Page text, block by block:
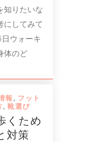
知りたいな
にしてみて
ウォーキ
体のど
報 , フット
,靴選び
くため
対策